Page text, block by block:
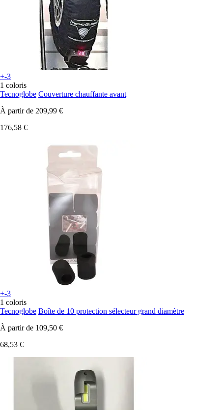
+-3
1 coloris
Tecnoglobe Couverture chauffante avant
À partir de 209,99 €
176,58 €
+-3
1 coloris
Tecnoglobe Boîte de 10 protection sélecteur grand diamètre
À partir de 109,50 €
68,53 €